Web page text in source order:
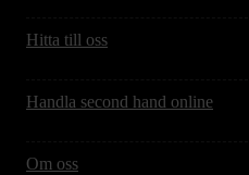
Hitta till oss
Handla second hand online
Om oss